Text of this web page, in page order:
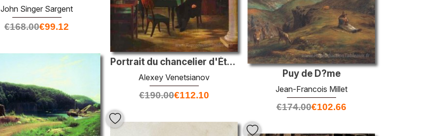
John Singer Sargent
€168.00€99.12
Portrait du chancelier d'État des affaires internes, le prince V
Alexey Venetsianov
€190.00€112.10
Puy de D?me
Jean-Francois Millet
€174.00€102.66